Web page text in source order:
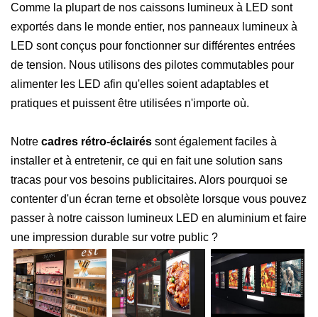
Comme la plupart de nos caissons lumineux à LED sont
exportés dans le monde entier, nos panneaux lumineux à
LED sont conçus pour fonctionner sur différentes entrées
de tension. Nous utilisons des pilotes commutables pour
alimenter les LED afin qu'elles soient adaptables et
pratiques et puissent être utilisées n'importe où.
Notre cadres rétro-éclairés sont également faciles à
installer et à entretenir, ce qui en fait une solution sans
tracas pour vos besoins publicitaires. Alors pourquoi se
contenter d'un écran terne et obsolète lorsque vous pouvez
passer à notre caisson lumineux LED en aluminium et faire
une impression durable sur votre public ?